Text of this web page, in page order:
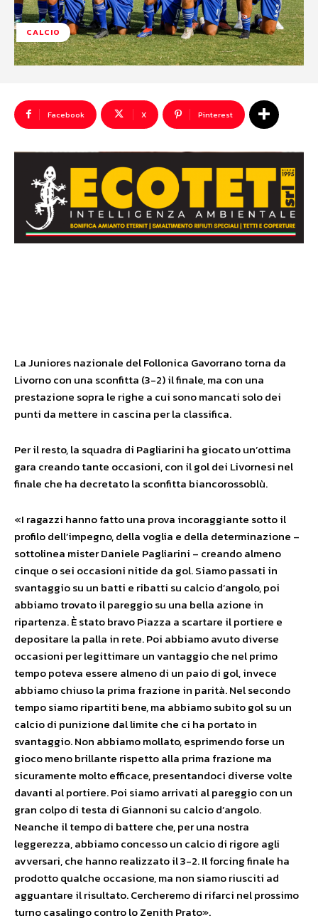
CALCIO
Facebook X Pinterest
La Juniores nazionale del Follonica Gavorrano torna da
Livorno con una sconfitta (3-2) il finale, ma con una
prestazione sopra le righe a cui sono mancati solo dei
punti da mettere in cascina per la classifica.
Per il resto, la squadra di Pagliarini ha giocato un’ottima
gara creando tante occasioni, con il gol dei Livornesi nel
finale che ha decretato la sconfitta biancorossoblù.
«I ragazzi hanno fatto una prova incoraggiante sotto il
profilo dell’impegno, della voglia e della determinazione –
sottolinea mister Daniele Pagliarini – creando almeno
cinque o sei occasioni nitide da gol. Siamo passati in
svantaggio su un batti e ribatti su calcio d’angolo, poi
abbiamo trovato il pareggio su una bella azione in
ripartenza. È stato bravo Piazza a scartare il portiere e
depositare la palla in rete. Poi abbiamo avuto diverse
occasioni per legittimare un vantaggio che nel primo
tempo poteva essere almeno di un paio di gol, invece
abbiamo chiuso la prima frazione in parità. Nel secondo
tempo siamo ripartiti bene, ma abbiamo subito gol su un
calcio di punizione dal limite che ci ha portato in
svantaggio. Non abbiamo mollato, esprimendo forse un
gioco meno brillante rispetto alla prima frazione ma
sicuramente molto efficace, presentandoci diverse volte
davanti al portiere. Poi siamo arrivati al pareggio con un
gran colpo di testa di Giannoni su calcio d’angolo.
Neanche il tempo di battere che, per una nostra
leggerezza, abbiamo concesso un calcio di rigore agli
avversari, che hanno realizzato il 3-2. Il forcing finale ha
prodotto qualche occasione, ma non siamo riusciti ad
agguantare il risultato. Cercheremo di rifarci nel prossimo
turno casalingo contro lo Zenith Prato».